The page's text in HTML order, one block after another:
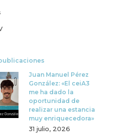
Juan Manuel Pérez
González: «El ceiA3
me ha dado la
oportunidad de
realizar una estancia
muy enriquecedora»
31 julio, 2026